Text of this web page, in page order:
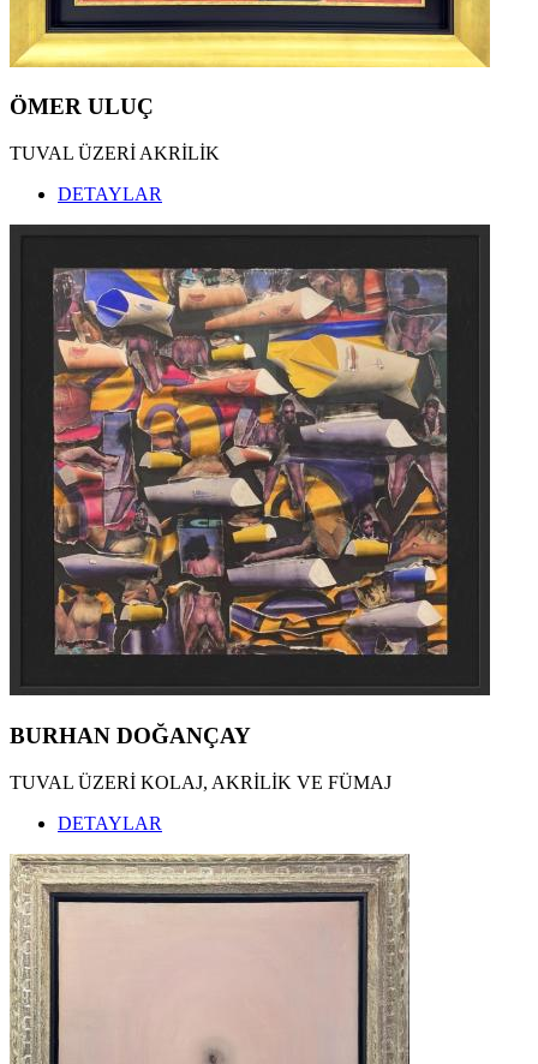
ÖMER ULUÇ
TUVAL ÜZERİ AKRİLİK
DETAYLAR
BURHAN DOĞANÇAY
TUVAL ÜZERİ KOLAJ, AKRİLİK VE FÜMAJ
DETAYLAR